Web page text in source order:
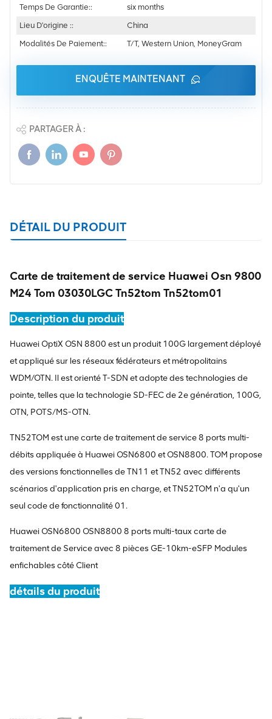
Temps De Garantie::
six months
Lieu D'origine ::
China
Modalités De Paiement::
T/T, Western Union, MoneyGram
ENQUÊTE MAINTENANT
PARTAGER À :
DÉTAIL DU PRODUIT
Carte de traitement de service Huawei Osn 9800
M24 Tom 03030LGC Tn52tom Tn52tom01
Description du produit
Huawei OptiX OSN 8800 est un produit 100G largement déployé
et appliqué sur les réseaux fédérateurs et métropolitains
WDM/OTN. Il est orienté T-SDN et adopte des technologies de
pointe, telles que la technologie SD-FEC de 2e génération, 100G,
OTN, POTS/MS-OTN.
TN52TOM est une carte de traitement de service 8 ports multi-
débits appliquée à Huawei OSN6800 et OSN8800. TOM propose
des versions fonctionnelles de TN11 et TN52 avec différents
scénarios d'application pris en charge, et TN52TOM n'a qu'un
seul code de fonctionnalité 01.
Huawei OSN6800 OSN8800 8 ports multi-taux carte de
traitement de Service avec 8 pièces GE-10km-eSFP Modules
enfichables côté Client
détails du produit